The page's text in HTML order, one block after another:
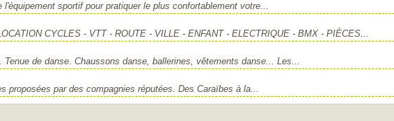
l'équipement sportif pour pratiquer le plus confortablement votre...
CYCLES - VTT - ROUTE - VILLE - ENFANT - ELECTRIQUE - BMX - PIÈCES...
Tenue de danse. Chaussons danse, ballerines, vêtements danse... Les...
proposées par des compagnies réputées. Des Caraïbes à la...